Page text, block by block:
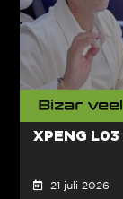
XPENG
21 juli 2026